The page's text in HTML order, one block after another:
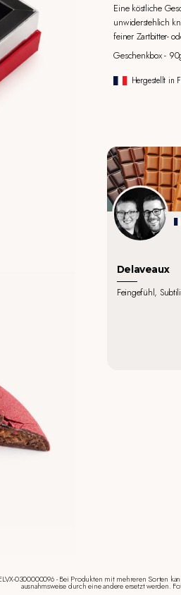
Eine köstliche
unwiderstehlich
feiner Zartbitter-
Geschenkbox -
Hergestellt in
Delaveaux
Feingefühl,
0300000096 - Bei Produkten mit mehreren Sorten
ausnahmsweise durch eine andere ersetzt werden.